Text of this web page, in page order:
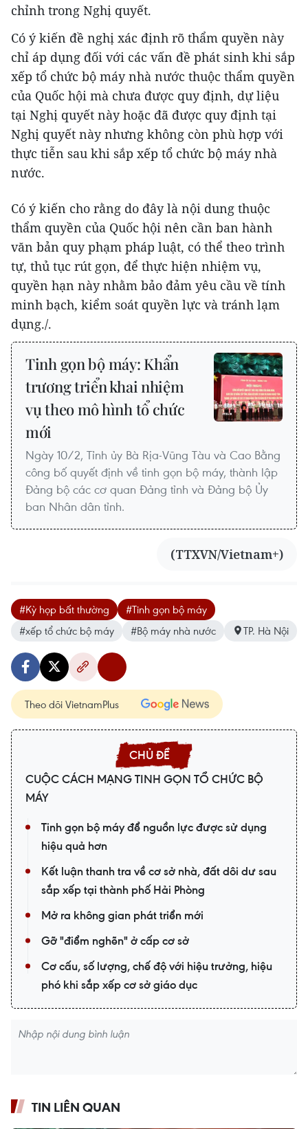
chỉnh trong Nghị quyết.
Có ý kiến đề nghị xác định rõ thẩm quyền này
chỉ áp dụng đối với các vấn đề phát sinh khi sắp
xếp tổ chức bộ máy nhà nước thuộc thẩm quyền
của Quốc hội mà chưa được quy định, dự liệu
tại Nghị quyết này hoặc đã được quy định tại
Nghị quyết này nhưng không còn phù hợp với
thực tiễn sau khi sắp xếp tổ chức bộ máy nhà
nước.
Có ý kiến cho rằng do đây là nội dung thuộc
thẩm quyền của Quốc hội nên cần ban hành
văn bản quy phạm pháp luật, có thể theo trình
tự, thủ tục rút gọn, để thực hiện nhiệm vụ,
quyền hạn này nhằm bảo đảm yêu cầu về tính
minh bạch, kiểm soát quyền lực và tránh lạm
dụng./.
Tinh gọn bộ máy: Khẩn
trương triển khai nhiệm
vụ theo mô hình tổ chức
mới
Ngày 10/2, Tỉnh ủy Bà Rịa-Vũng Tàu và Cao Bằng
công bố quyết định về tinh gọn bộ máy, thành lập
Đảng bộ các cơ quan Đảng tỉnh và Đảng bộ Ủy
ban Nhân dân tỉnh.
(TTXVN/Vietnam+)
#Kỳ họp bất thường
#Tinh gọn bộ máy
#xếp tổ chức bộ máy
#Bộ máy nhà nước TP. Hà Nội
Theo dõi VietnamPlus
CUỘC CÁCH MẠNG TINH GỌN TỔ CHỨC BỘ
MÁY
Tinh gọn bộ máy để nguồn lực được sử dụng
hiệu quả hơn
Kết luận thanh tra về cơ sở nhà, đất dôi dư sau
sắp xếp tại thành phố Hải Phòng
Mở ra không gian phát triển mới
Gỡ "điểm nghẽn" ở cấp cơ sở
Cơ cấu, số lượng, chế độ với hiệu trưởng, hiệu
phó khi sắp xếp cơ sở giáo dục
TIN LIÊN QUAN